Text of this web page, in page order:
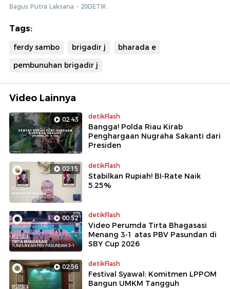
Bagus Putra Laksana - 20DETIK
Tags:
ferdy sambo brigadir j
bharada e
pembunuhan brigadir j
Video Lainnya
02:43 detikFlash
Bangga! Polda Riau Kirab
Penghargaan Nugraha Sakanti dari
Presiden
02:15 detikFlash
Stabilkan Rupiah! BI-Rate Naik
5.25%
00:52 detikFlash
Video Perumda Tirta Bhagasasi
Menang 3-1 atas PBV Pasundan di
SBY Cup 2026
02:56 detikFlash
Festival Syawal: Komitmen LPPOM
Bangun UMKM Tangguh